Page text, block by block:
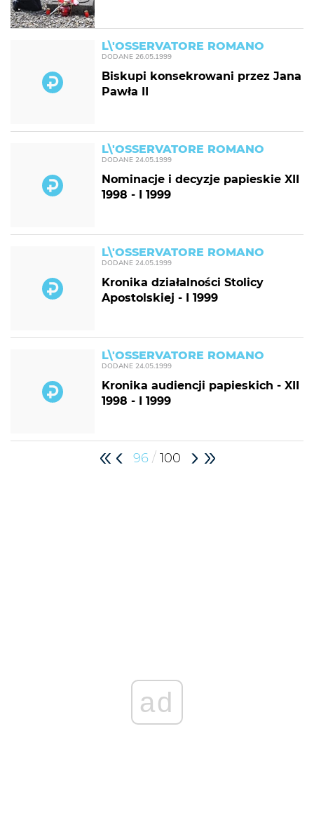
L\'OSSERVATORE ROMANO
DODANE 26.05.1999
Biskupi konsekrowani przez Jana
Pawła II
L\'OSSERVATORE ROMANO
DODANE 24.05.1999
Nominacje i decyzje papieskie XII
1998 - I 1999
L\'OSSERVATORE ROMANO
DODANE 24.05.1999
Kronika działalności Stolicy
Apostolskiej - I 1999
L\'OSSERVATORE ROMANO
DODANE 24.05.1999
Kronika audiencji papieskich - XII
1998 - I 1999
96 / 100
ad